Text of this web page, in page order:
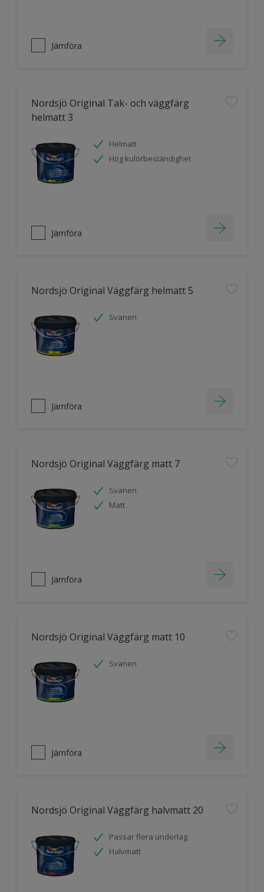
Jämföra
Nordsjö Original Tak- och väggfärg
helmatt 3
Helmatt
Hög kulörbeständighet
Jämföra
Nordsjö Original Väggfärg helmatt 5
Svanen
Jämföra
Nordsjö Original Väggfärg matt 7
Svanen
Matt
Jämföra
Nordsjö Original Väggfärg matt 10
Svanen
Jämföra
Nordsjö Original Väggfärg halvmatt 20
Passar flera underlag
Halvmatt